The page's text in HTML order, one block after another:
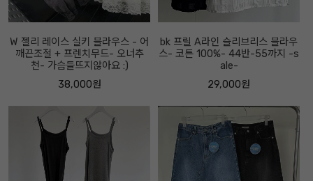
W 젤리 레이스 실키 블라우스 - 어
깨끈조절 + 프렌치무드- 오너추
천- 가슴들뜨지않아요 :)
38,000원
bk 프릴 A라인 슬리브리스 블라우
스- 코튼 100%- 44반-55까지 -s
ale-
29,000원